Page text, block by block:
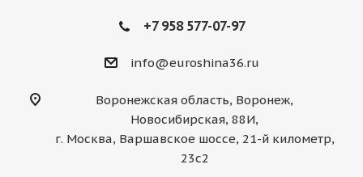
+7 958 577-07-97
info@euroshina36.ru
Воронежская область, Воронеж,
Новосибирская, 88И,
г. Москва, Варшавское шоссе, 21-й километр,
23с2